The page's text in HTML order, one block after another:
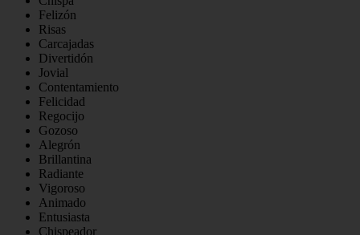
Felizón
Risas
Carcajadas
Divertidón
Jovial
Contentamiento
Felicidad
Regocijo
Gozoso
Alegrón
Brillantina
Radiante
Vigoroso
Animado
Entusiasta
Chispeador